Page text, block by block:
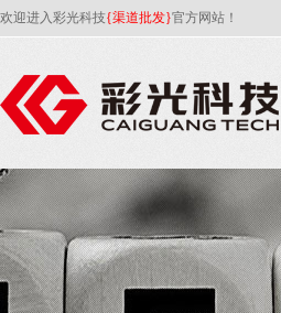
欢迎进入彩光科技{渠道批发}官方网站！